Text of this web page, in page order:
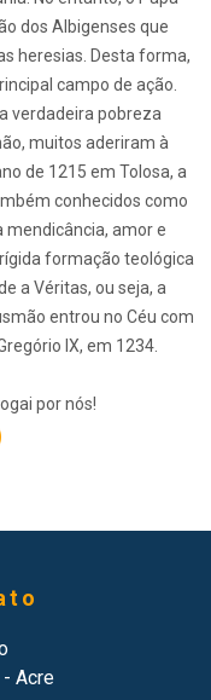
dos Albigenses que
heresias. Desta forma,
campo de ação.
verdadeira pobreza
muitos aderiram à
de 1215 em Tolosa, a
conhecidos como
mendicância, amor e
formação teológica
a Véritas, ou seja, a
entrou no Céu com
IX, em 1234.
por nós!
Acre